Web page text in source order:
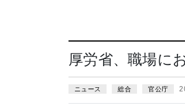
厚労省、職場に
ニュース 総合 官公庁